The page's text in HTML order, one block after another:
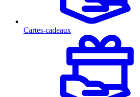
Cartes-cadeaux